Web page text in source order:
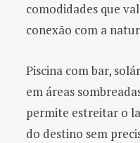
comodidades que
conexão com a
Piscina com bar,
em áreas
permite estreitar o
do destino sem